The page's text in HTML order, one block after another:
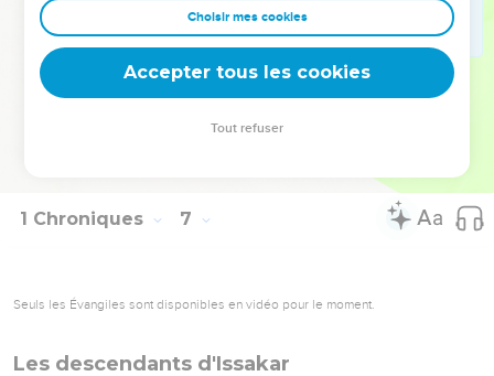
© Société biblique française – Bibli’O, 1978, avec autorisation. Pour vous procurer
1 Chroniques 7
Seuls les Évangiles sont disponibles en vidéo pour le moment.
Les descendants d'Issakar
Choisir mes cookies
Accepter tous les cookies
Tout refuser